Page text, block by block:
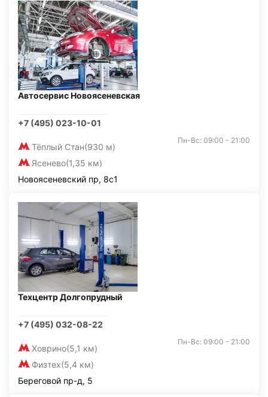
Автосервис Новоясеневская
+7 (495) 023-10-01
Тёплый Стан(930 м)
Ясенево(1,35 км)
Пн-Вс: 09:00 - 21:00
Новоясеневский пр, 8с1
Техцентр Долгопрудный
+7 (495) 032-08-22
Ховрино(5,1 км)
Физтех(5,4 км)
Пн-Вс: 09:00 - 21:00
Береговой пр-д, 5